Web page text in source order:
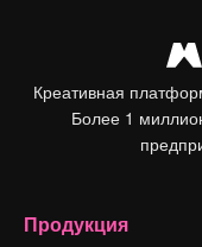
Креативная
Более 1
Продукция